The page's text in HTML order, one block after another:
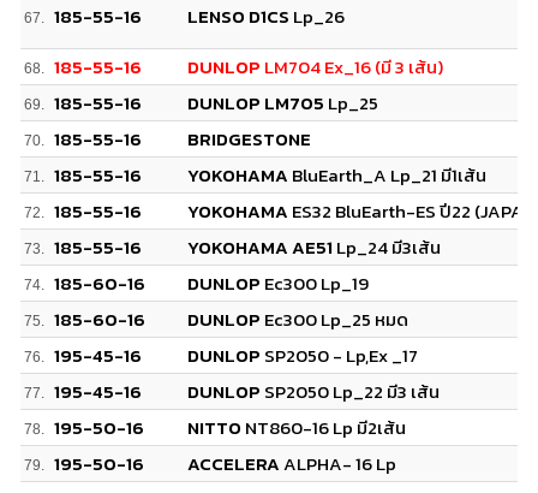
67. 185-55-16 LENSO D1CS Lp_26
68. 185-55-16 DUNLOP LM704 Ex_16 (มี 3 เส้น)
69. 185-55-16 DUNLOP LM705 Lp_25
70. 185-55-16 BRIDGESTONE
71. 185-55-16 YOKOHAMA BluEarth_A Lp_21 มี1เส้น
72. 185-55-16 YOKOHAMA ES32 BluEarth-ES ปี22
73. 185-55-16 YOKOHAMA AE51 Lp_24 มี3เส้น
74. 185-60-16 DUNLOP Ec300 Lp_19
75. 185-60-16 DUNLOP Ec300 Lp_25 หมด
76. 195-45-16 DUNLOP SP2050 - Lp,Ex _17
77. 195-45-16 DUNLOP SP2050 Lp_22 มี3 เส้น
78. 195-50-16 NITTO NT860-16 Lp มี2เส้น
79. 195-50-16 ACCELERAALPHA- 16 Lp